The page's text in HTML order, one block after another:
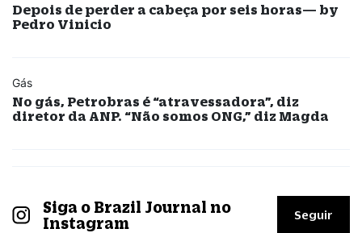
Depois de perder a cabeça por seis horas— by
Pedro Vinicio
Gás
No gás, Petrobras é “atravessadora”, diz
diretor da ANP. “Não somos ONG,” diz Magda
Siga o Brazil Journal no
Instagram
Seguir